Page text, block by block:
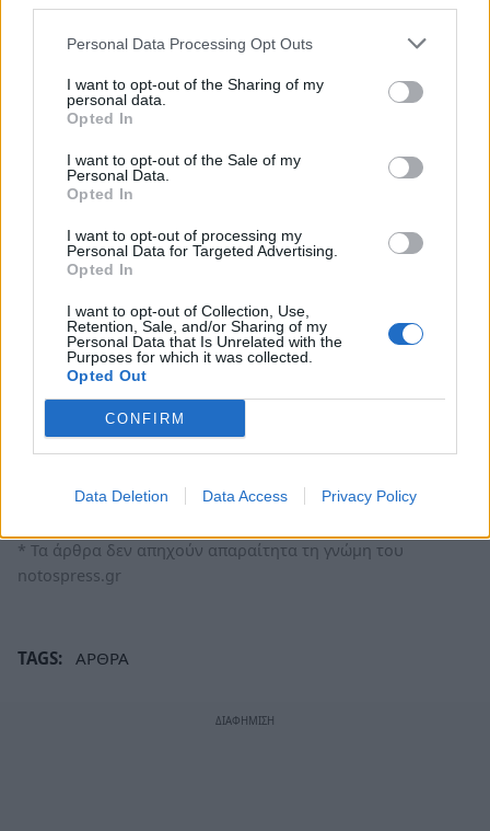
Personal Data Processing Opt Outs
I want to opt-out of the Sharing of my
personal data.
Opted In
I want to opt-out of the Sale of my
Personal Data.
Opted In
I want to opt-out of processing my
Personal Data for Targeted Advertising.
Opted In
I want to opt-out of Collection, Use,
Retention, Sale, and/or Sharing of my
Personal Data that Is Unrelated with the
Purposes for which it was collected.
Opted Out
CONFIRM
Data Deletion Data Access Privacy Policy
χτυπήσουν την πλάτη του αγρότη και να του
πουν, να, εμείς σε θυμηθήκαμε και τα
(ξανά)δίνουμε όλα. Τώρα, την ώρα της κάλπης,
δώσε και συ αυτό που πρέπει.
αποκτήσει πλέον, μνήμη. Το έργο το έχει
ξαναδεί και ξέρει ότι δεν έχει happy end.
Θυμάται τα «πακέτα Χατζιγάκη» και τα «Τσοβόλα
δώστα όλα» και βλέπει ποιος καλείται να
Τα παλιά, φτηνά κόλπα δεν πιάνουν πλέον. Η
ανατροπή του σάπιου και του χτεσινού έρχεται.
Καμία Μέρκελ δεν μπορεί πια να σώσει το
καταρρέον κατεστημένο, όσα λόγια συμπάθειας
* Τα άρθρα δεν απηχούν απαραίτητα τη γνώμη του
notospress.gr
TAGS: ΑΡΘΡΑ